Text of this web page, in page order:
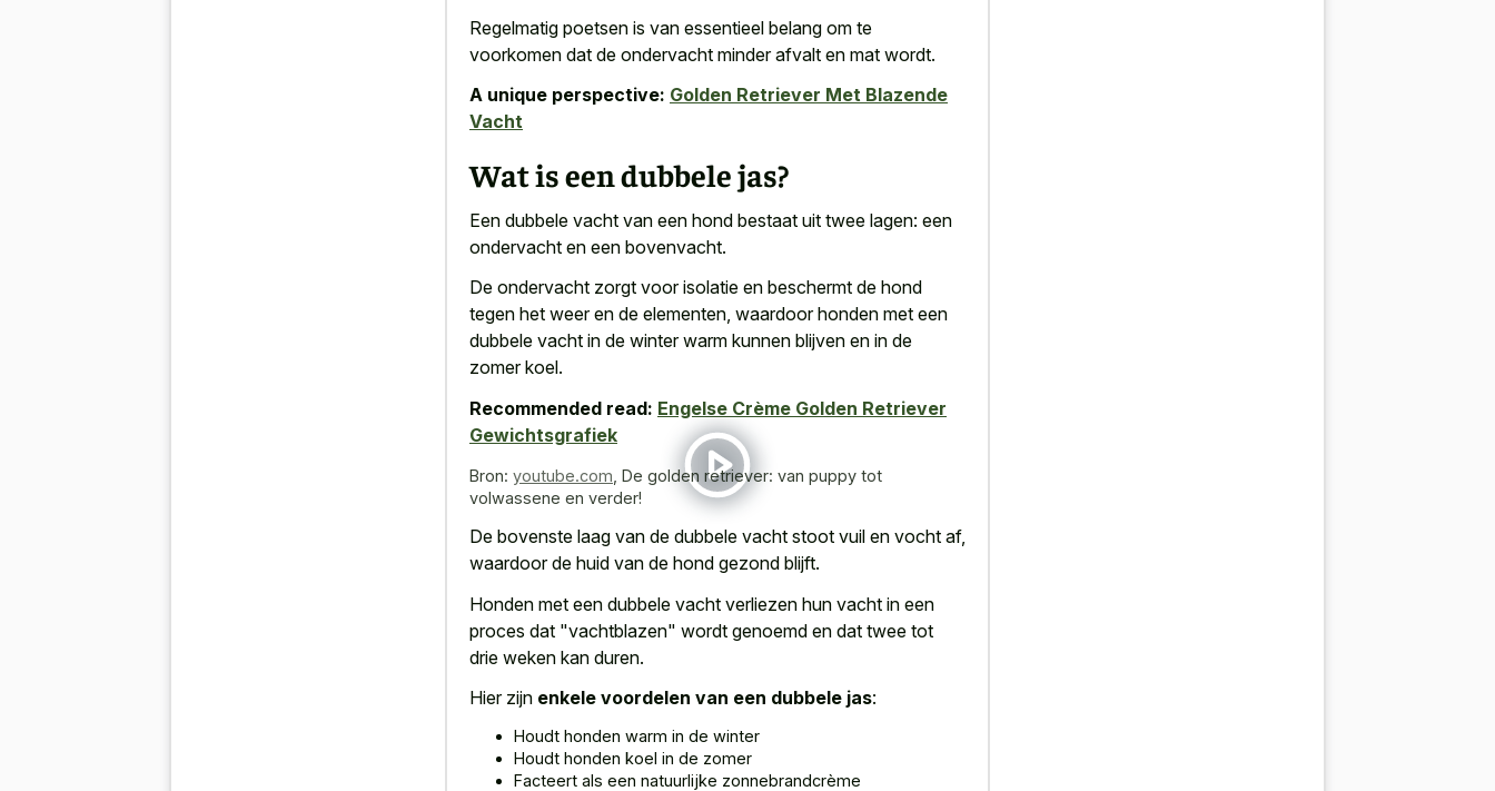
Regelmatig poetsen is van essentieel belang om te
voorkomen dat de ondervacht minder afvalt en mat wordt.
A unique perspective: Golden Retriever Met Blazende
Vacht
Wat is een dubbele jas?
Een dubbele vacht van een hond bestaat uit twee lagen: een
ondervacht en een bovenvacht.
De ondervacht zorgt voor isolatie en beschermt de hond
tegen het weer en de elementen, waardoor honden met een
dubbele vacht in de winter warm kunnen blijven en in de
zomer koel.
Recommended read: Engelse Crème Golden Retriever
Gewichtsgrafiek
Bron: youtube.com De golden retriever: van puppy tot
volwassene en verder!
De bovenste laag van de dubbele vacht stoot vuil en vocht af,
waardoor de huid van de hond gezond blijft.
Honden met een dubbele vacht verliezen hun vacht in een
proces dat "vachtblazen" wordt genoemd en dat twee tot
drie weken kan duren.
Hier zijn enkele voordelen van een dubbele jas:
Houdt honden warm in de winter
Houdt honden koel in de zomer
Facteert als een natuurlijke zonnebrandcrème